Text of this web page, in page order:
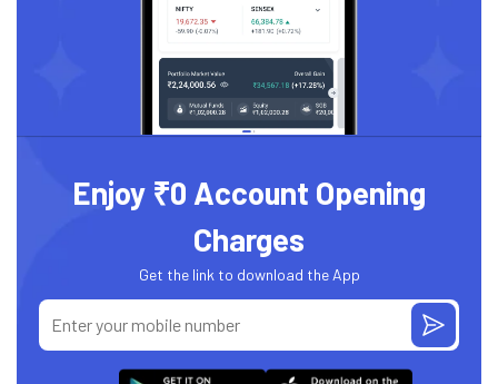
Enjoy ₹0 Account Opening
Charges
Get the link to download the App